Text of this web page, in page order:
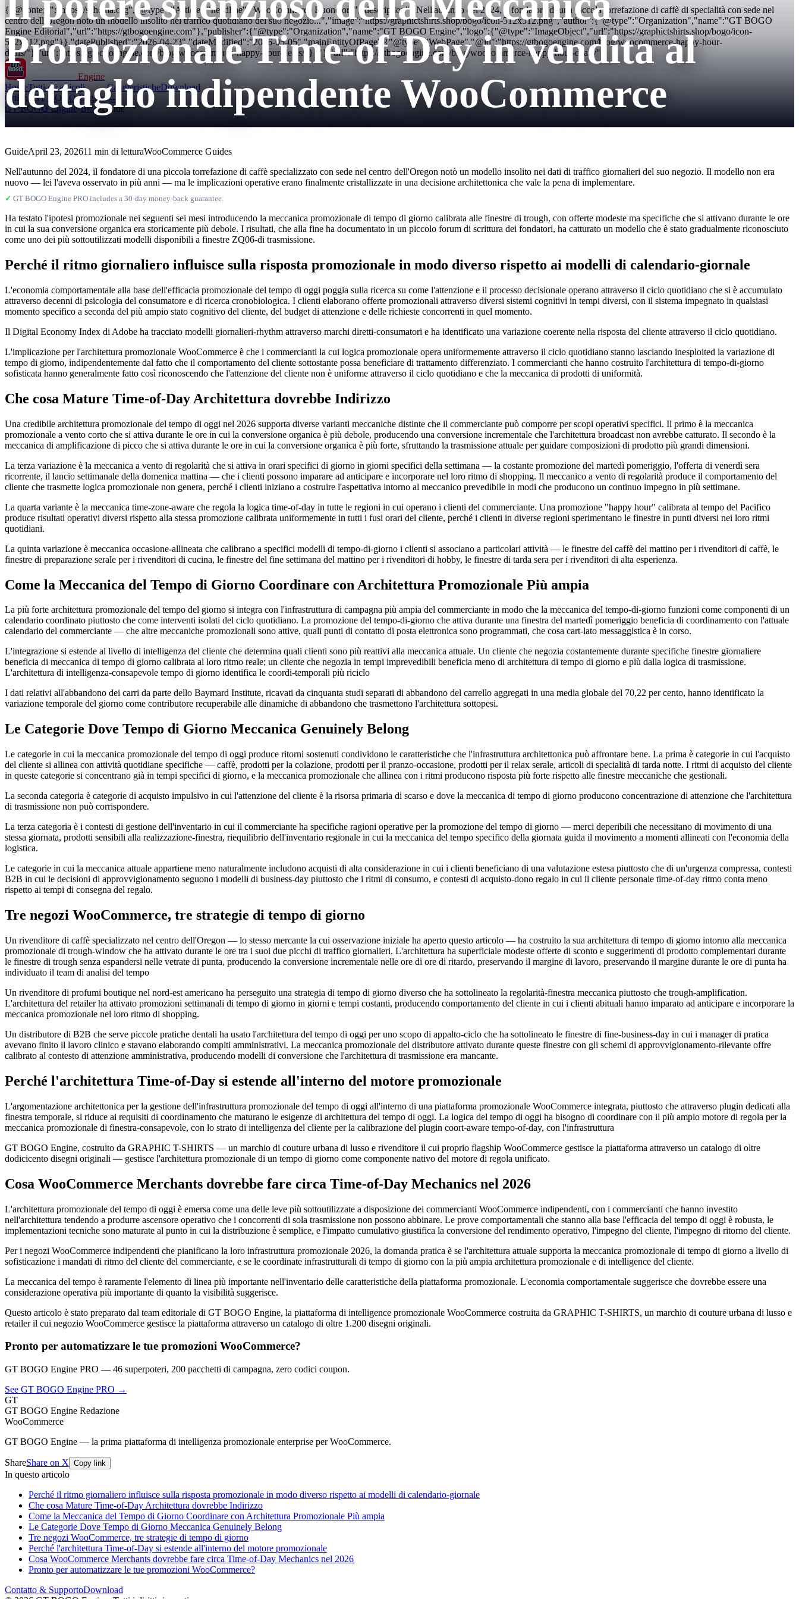
{"@context":"https://schema.org","@type":"Article","headline":"WooCommerce Buone ore","description":"Nell'autunno del 2024, il fondatore di una piccola torrefazione di caffè di specialità con sede nel
centro dell'Oregon notò un modello insolito nel traffico quotidiano del suo negozio...","image":"https://graphictshirts.shop/bogo/icon-512x512.png","author":{"@type":"Organization","name":"GT BOGO
Engine Editorial","url":"https://gtbogoengine.com"},"publisher":{"@type":"Organization","name":"GT BOGO Engine","logo":{"@type":"ImageObject","url":"https://graphictshirts.shop/bogo/icon-
512x512.png"}},"datePublished":"2026-04-23","dateModified":"2026-05-05","mainEntityOfPage":{"@type":"WebPage","@id":"https://gtbogoengine.com/blog/woocommerce-happy-hour-
deals/"},"url":"https://gtbogoengine.com/blog/woocommerce-happy-hour-deals/"} /"},"url":"https://gtbogoengine.com/blog/woocommerce-happy-hour-deals/"}
Engine
HomeTutti gli articoli CaratteristicheDownload
Ottieni GT BOGO Engine →
GT BOGO Engine›Blog›Guide
Promozionale Time-of-Day in vendita al
dettaglio indipendente WooCommerce
GuideApril 23, 202611 min di letturaWooCommerce Guides
Nell'autunno del 2024, il fondatore di una piccola torrefazione di caffè specializzato con sede nel centro dell'Oregon notò un modello insolito nei dati di traffico giornalieri del suo negozio. Il modello non era
nuovo — lei l'aveva osservato in più anni — ma le implicazioni operative erano finalmente cristallizzate in una decisione architettonica che vale la pena di implementare.
✓ GT BOGO Engine PRO includes a 30-day money-back guarantee.
Ha testato l'ipotesi promozionale nei seguenti sei mesi introducendo la meccanica promozionale di tempo di giorno calibrata alle finestre di trough, con offerte modeste ma specifiche che si attivano durante le ore
in cui la sua conversione organica era storicamente più debole. I risultati, che alla fine ha documentato in un piccolo forum di scrittura dei fondatori, ha catturato un modello che è stato gradualmente riconosciuto
come uno dei più sottoutilizzati modelli disponibili a finestre ZQ06-di trasmissione.
Perché il ritmo giornaliero influisce sulla risposta promozionale in modo diverso rispetto ai modelli di calendario-giornale
L'economia comportamentale alla base dell'efficacia promozionale del tempo di oggi poggia sulla ricerca su come l'attenzione e il processo decisionale operano attraverso il ciclo quotidiano che si è accumulato
attraverso decenni di psicologia del consumatore e di ricerca cronobiologica. I clienti elaborano offerte promozionali attraverso diversi sistemi cognitivi in tempi diversi, con il sistema impegnato in qualsiasi
momento specifico a seconda del più ampio stato cognitivo del cliente, del budget di attenzione e delle richieste concorrenti in quel momento.
Il Digital Economy Index di Adobe ha tracciato modelli giornalieri-rhythm attraverso marchi diretti-consumatori e ha identificato una variazione coerente nella risposta del cliente attraverso il ciclo quotidiano.
L'implicazione per l'architettura promozionale WooCommerce è che i commercianti la cui logica promozionale opera uniformemente attraverso il ciclo quotidiano stanno lasciando inesploited la variazione di
tempo di giorno, indipendentemente dal fatto che il comportamento del cliente sottostante possa beneficiare di trattamento differenziato. I commercianti che hanno costruito l'architettura di tempo-di-giorno
sofisticata hanno generalmente fatto così riconoscendo che l'attenzione del cliente non è uniforme attraverso il ciclo quotidiano e che la meccanica di prodotti di uniformità.
Che cosa Mature Time-of-Day Architettura dovrebbe Indirizzo
Una credibile architettura promozionale del tempo di oggi nel 2026 supporta diverse varianti meccaniche distinte che il commerciante può comporre per scopi operativi specifici. Il primo è la meccanica
promozionale a vento corto che si attiva durante le ore in cui la conversione organica è più debole, producendo una conversione incrementale che l'architettura broadcast non avrebbe catturato. Il secondo è la
meccanica di amplificazione di picco che si attiva durante le ore in cui la conversione organica è più forte, sfruttando la trasmissione attuale per guidare composizioni di prodotto più grandi dimensioni.
La terza variazione è la meccanica a vento di regolarità che si attiva in orari specifici di giorno in giorni specifici della settimana — la costante promozione del martedì pomeriggio, l'offerta di venerdì sera
ricorrente, il lancio settimanale della domenica mattina — che i clienti possono imparare ad anticipare e incorporare nel loro ritmo di shopping. Il meccanico a vento di regolarità produce il comportamento del
cliente che trasmette logica promozionale non genera, perché i clienti iniziano a costruire l'aspettativa intorno al meccanico prevedibile in modi che producono un continuo impegno in più settimane.
La quarta variante è la meccanica time-zone-aware che regola la logica time-of-day in tutte le regioni in cui operano i clienti del commerciante. Una promozione "happy hour" calibrata al tempo del Pacifico
produce risultati operativi diversi rispetto alla stessa promozione calibrata uniformemente in tutti i fusi orari del cliente, perché i clienti in diverse regioni sperimentano le finestre in punti diversi nei loro ritmi
quotidiani.
La quinta variazione è meccanica occasione-allineata che calibrano a specifici modelli di tempo-di-giorno i clienti si associano a particolari attività — le finestre del caffè del mattino per i rivenditori di caffè, le
finestre di preparazione serale per i rivenditori di cucina, le finestre del fine settimana del mattino per i rivenditori di hobby, le finestre di tarda sera per i rivenditori di alta esperienza.
Come la Meccanica del Tempo di Giorno Coordinare con Architettura Promozionale Più ampia
La più forte architettura promozionale del tempo del giorno si integra con l'infrastruttura di campagna più ampia del commerciante in modo che la meccanica del tempo-di-giorno funzioni come componenti di un
calendario coordinato piuttosto che come interventi isolati del ciclo quotidiano. La promozione del tempo-di-giorno che attiva durante una finestra del martedì pomeriggio beneficia di coordinamento con l'attuale
calendario del commerciante — che altre meccaniche promozionali sono attive, quali punti di contatto di posta elettronica sono programmati, che cosa cart-lato messaggistica è in corso.
L'integrazione si estende al livello di intelligenza del cliente che determina quali clienti sono più reattivi alla meccanica attuale. Un cliente che negozia costantemente durante specifiche finestre giornaliere
beneficia di meccanica di tempo di giorno calibrata al loro ritmo reale; un cliente che negozia in tempi imprevedibili beneficia meno di architettura di tempo di giorno e più dalla logica di trasmissione.
L'architettura di intelligenza-consapevole tempo di giorno identifica le coordi-temporali più riciclo
I dati relativi all'abbandono dei carri da parte dello Baymard Institute, ricavati da cinquanta studi separati di abbandono del carrello aggregati in una media globale del 70,22 per cento, hanno identificato la
variazione temporale del giorno come contributore recuperabile alle dinamiche di abbandono che trasmettono l'architettura sottopesi.
Le Categorie Dove Tempo di Giorno Meccanica Genuinely Belong
Le categorie in cui la meccanica promozionale del tempo di oggi produce ritorni sostenuti condividono le caratteristiche che l'infrastruttura architettonica può affrontare bene. La prima è categorie in cui l'acquisto
del cliente si allinea con attività quotidiane specifiche — caffè, prodotti per la colazione, prodotti per il pranzo-occasione, prodotti per il relax serale, articoli di specialità di tarda notte. I ritmi di acquisto del cliente
in queste categorie si concentrano già in tempi specifici di giorno, e la meccanica promozionale che allinea con i ritmi producono risposta più forte rispetto alle finestre meccaniche che gestionali.
La seconda categoria è categorie di acquisto impulsivo in cui l'attenzione del cliente è la risorsa primaria di scarso e dove la meccanica di tempo di giorno producono concentrazione di attenzione che l'architettura
di trasmissione non può corrispondere.
La terza categoria è i contesti di gestione dell'inventario in cui il commerciante ha specifiche ragioni operative per la promozione del tempo di giorno — merci deperibili che necessitano di movimento di una
stessa giornata, prodotti sensibili alla realizzazione-finestra, riequilibrio dell'inventario regionale in cui la meccanica del tempo specifico della giornata guida il movimento a momenti allineati con l'economia della
logistica.
Le categorie in cui la meccanica attuale appartiene meno naturalmente includono acquisti di alta considerazione in cui i clienti beneficiano di una valutazione estesa piuttosto che di un'urgenza compressa, contesti
B2B in cui le decisioni di approvvigionamento seguono i modelli di business-day piuttosto che i ritmi di consumo, e contesti di acquisto-dono regalo in cui il cliente personale time-of-day ritmo conta meno
rispetto ai tempi di consegna del regalo.
Tre negozi WooCommerce, tre strategie di tempo di giorno
Un rivenditore di caffè specializzato nel centro dell'Oregon — lo stesso mercante la cui osservazione iniziale ha aperto questo articolo — ha costruito la sua architettura di tempo di giorno intorno alla meccanica
promozionale di trough-window che ha attivato durante le ore tra i suoi due picchi di traffico giornalieri. L'architettura ha superficiale modeste offerte di sconto e suggerimenti di prodotto complementari durante
le finestre di trough senza espandersi nelle vetrate di punta, producendo la conversione incrementale nelle ore di ore di ritardo, preservando il margine di lavoro, preservando il margine durante le ore di punta ha
individuato il team di analisi del tempo
Un rivenditore di profumi boutique nel nord-est americano ha perseguito una strategia di tempo di giorno diverso che ha sottolineato la regolarità-finestra meccanica piuttosto che trough-amplification.
L'architettura del retailer ha attivato promozioni settimanali di tempo di giorno in giorni e tempi costanti, producendo comportamento del cliente in cui i clienti abituali hanno imparato ad anticipare e incorporare la
meccanica promozionale nel loro ritmo di shopping.
Un distributore di B2B che serve piccole pratiche dentali ha usato l'architettura del tempo di oggi per uno scopo di appalto-ciclo che ha sottolineato le finestre di fine-business-day in cui i manager di pratica
avevano finito il lavoro clinico e stavano elaborando compiti amministrativi. La meccanica promozionale del distributore attivato durante queste finestre con gli schemi di approvvigionamento-rilevante offre
calibrato al contesto di attenzione amministrativa, producendo modelli di conversione che l'architettura di trasmissione era mancante.
Perché l'architettura Time-of-Day si estende all'interno del motore promozionale
L'argomentazione architettonica per la gestione dell'infrastruttura promozionale del tempo di oggi all'interno di una piattaforma promozionale WooCommerce integrata, piuttosto che attraverso plugin dedicati alla
finestra temporale, si riduce ai requisiti di coordinamento che maturano le esigenze di architettura del tempo di oggi. La logica del tempo di oggi ha bisogno di coordinare con il più ampio motore di regola per la
meccanica promozionale di finestra-consapevole, con lo strato di intelligenza del cliente per la calibrazione del plugin coort-aware tempo-of-day, con l'infrastruttura
GT BOGO Engine, costruito da GRAPHIC T-SHIRTS — un marchio di couture urbana di lusso e rivenditore il cui proprio flagship WooCommerce gestisce la piattaforma attraverso un catalogo di oltre
dodicicento disegni originali — gestisce l'architettura promozionale di un tempo di giorno come componente nativo del motore di regola unificato.
Cosa WooCommerce Merchants dovrebbe fare circa Time-of-Day Mechanics nel 2026
L'architettura promozionale del tempo di oggi è emersa come una delle leve più sottoutilizzate a disposizione dei commercianti WooCommerce indipendenti, con i commercianti che hanno investito
nell'architettura tendendo a produrre ascensore operativo che i concorrenti di sola trasmissione non possono abbinare. Le prove comportamentali che stanno alla base l'efficacia del tempo di oggi è robusta, le
implementazioni tecniche sono maturate al punto in cui la distribuzione è semplice, e l'impatto cumulativo giustifica la conversione del rendimento operativo, l'impegno del cliente, l'impegno di ritorno del cliente.
Per i negozi WooCommerce indipendenti che pianificano la loro infrastruttura promozionale 2026, la domanda pratica è se l'architettura attuale supporta la meccanica promozionale di tempo di giorno a livello di
sofisticazione i mandati di ritmo del cliente del commerciante, e se le coordinate infrastrutturali di tempo di giorno con la più ampia architettura promozionale e di intelligence del cliente.
La meccanica del tempo è raramente l'elemento di linea più importante nell'inventario delle caratteristiche della piattaforma promozionale. L'economia comportamentale suggerisce che dovrebbe essere una
considerazione operativa più importante di quanto la visibilità suggerisce.
Questo articolo è stato preparato dal team editoriale di GT BOGO Engine, la piattaforma di intelligence promozionale WooCommerce costruita da GRAPHIC T-SHIRTS, un marchio di couture urbana di lusso e
retailer il cui negozio WooCommerce gestisce la piattaforma attraverso un catalogo di oltre 1.200 disegni originali.
Pronto per automatizzare le tue promozioni WooCommerce?
GT BOGO Engine PRO — 46 superpoteri, 200 pacchetti di campagna, zero codici coupon.
See GT BOGO Engine PRO →
GT
GT BOGO Engine Redazione
WooCommerce
GT BOGO Engine — la prima piattaforma di intelligenza promozionale enterprise per WooCommerce.
ShareShare on X Copy link
In questo articolo
Perché il ritmo giornaliero influisce sulla risposta promozionale in modo diverso rispetto ai modelli di calendario-giornale
Che cosa Mature Time-of-Day Architettura dovrebbe Indirizzo
Come la Meccanica del Tempo di Giorno Coordinare con Architettura Promozionale Più ampia
Le Categorie Dove Tempo di Giorno Meccanica Genuinely Belong
Tre negozi WooCommerce, tre strategie di tempo di giorno
Perché l'architettura Time-of-Day si estende all'interno del motore promozionale
Cosa WooCommerce Merchants dovrebbe fare circa Time-of-Day Mechanics nel 2026
Pronto per automatizzare le tue promozioni WooCommerce?
Contatto & SupportoDownload